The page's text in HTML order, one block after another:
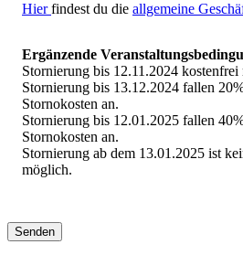
Hierfindest du die allgemeine
Ergänzende
Stornierung bis 12.11.2024
Stornierung bis 13.12.2024 fallen
Stornokosten an.
Stornierung bis 12.01.2025 fallen
Stornokosten an.
Stornierung ab dem 13.01.2025 ist
möglich.
Senden